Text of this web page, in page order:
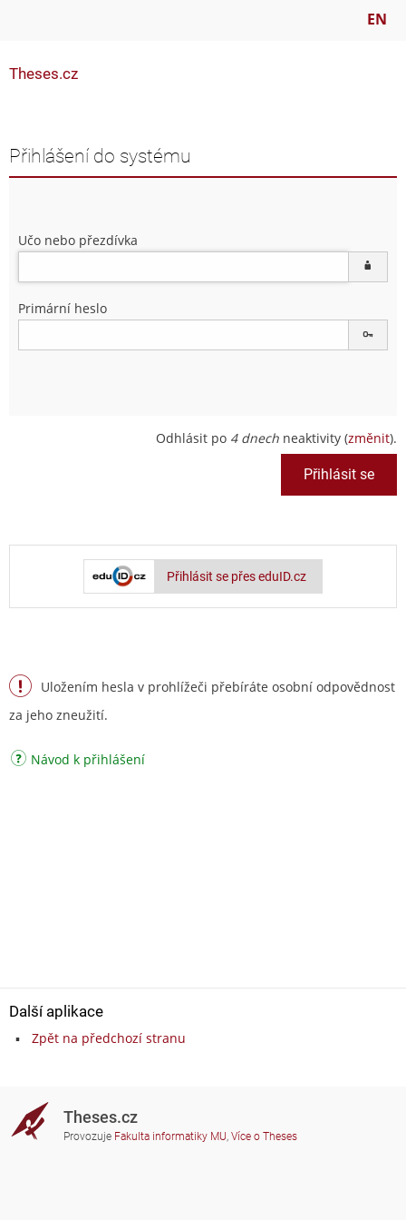
EN
Theses.cz
Přihlášení do systému
Učo nebo přezdívka
Primární heslo
Odhlásit po 4 dnech neaktivity (změnit).
Přihlásit se přes eduID.cz
Uložením hesla v prohlížeči přebíráte osobní odpovědnost
za jeho zneužití.
Návod k přihlášení
Další aplikace
Zpět na předchozí stranu
Theses.cz
Provozuje Fakulta informatiky MU, Více o Theses